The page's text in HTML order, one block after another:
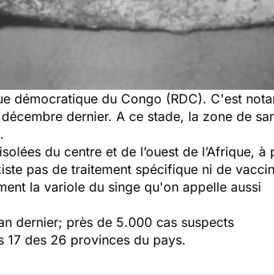
démocratique du Congo (RDC). C'est
dernier. A ce stade, la zone de
du centre et de l’ouest de l’Afrique, à
pas de traitement spécifique ni de
la variole du singe qu'on appelle aussi
dernier; près de 5.000 cas suspects
17 des 26 provinces du pays.